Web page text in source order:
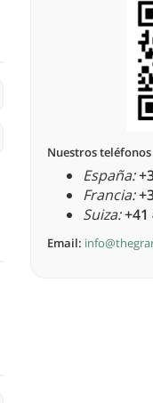
Nuestros
España:
Francia:
Suiza:+41
Email: